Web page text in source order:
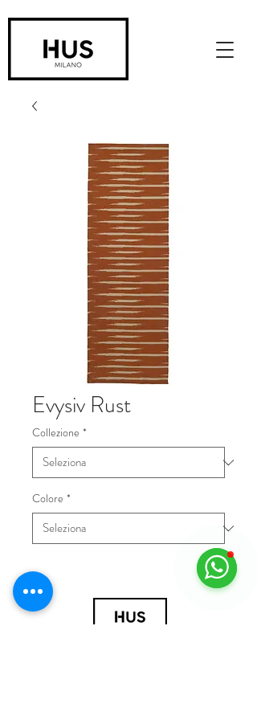
Evysiv Rust
Collezione *
Colore *